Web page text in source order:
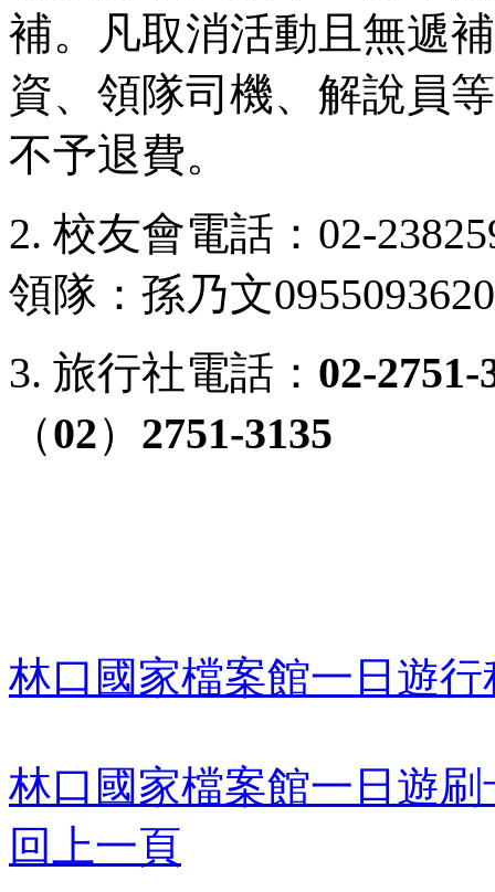
補。凡取消活動且無遞
資、領隊司機、解說員
不予退費。
2. 校友會電話：02-
領隊：孫乃文0955093620
3. 旅行社電話： 02-2751-
（02） 2751-3135
林口國家檔案館一日遊行
林口國家檔案館一日遊刷
回上一頁